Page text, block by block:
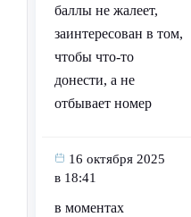
баллы не жалеет,
заинтересован в том,
чтобы что-то
донести, а не
отбывает номер
16 октября 2025
в 18:41
в моментах